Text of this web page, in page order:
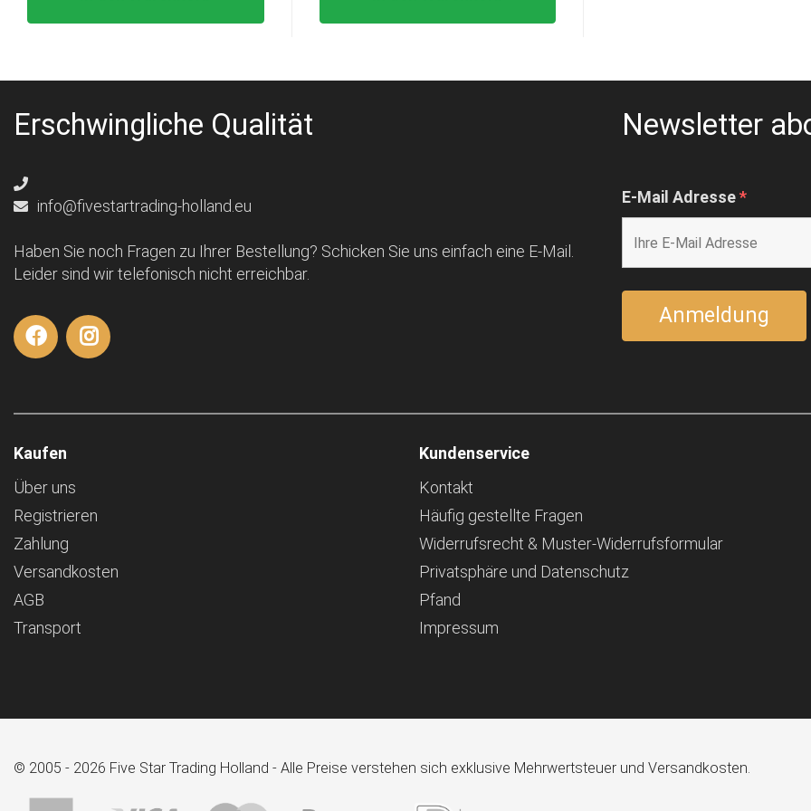
Erschwingliche Qualität
info@fivestartrading-holland.eu
Haben Sie noch Fragen zu Ihrer Bestellung? Schicken Sie uns einfach eine E-Mail.
Leider sind wir telefonisch nicht erreichbar.
Newsletter
E-Mail Adresse*
Kaufen
Über uns
Registrieren
Zahlung
Versandkosten
AGB
Transport
Kundenservice
Kontakt
Häufig gestellte Fragen
Widerrufsrecht & Muster-Widerrufsformular
Privatsphäre und Datenschutz
Pfand
Impressum
© 2005 - 2026 Five Star Trading Holland - Alle Preise verstehen sich exklusive Mehrwertsteuer und Versandkosten.